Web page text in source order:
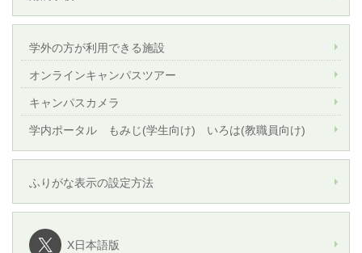
学外の方が利用できる施設
オンラインキャンパスツアー
キャンパスカメラ
学内ポータル もみじ(学生向け) いろは(教職員向け)
ふりがな表示の設定方法
X日本語版